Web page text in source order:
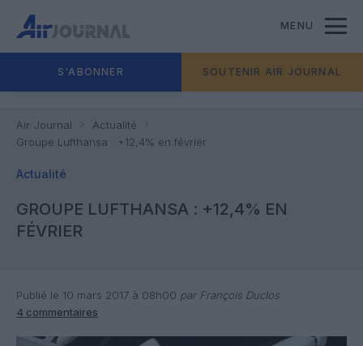
MENU
S'ABONNER SOUTENIR AIR JOURNAL
Air Journal
Actualité
Groupe Lufthansa : +12,4% en février
Actualité
GROUPE LUFTHANSA : +12,4% EN
FÉVRIER
Publié le 10 mars 2017 à 08h00 par François Duclos
4 commentaires